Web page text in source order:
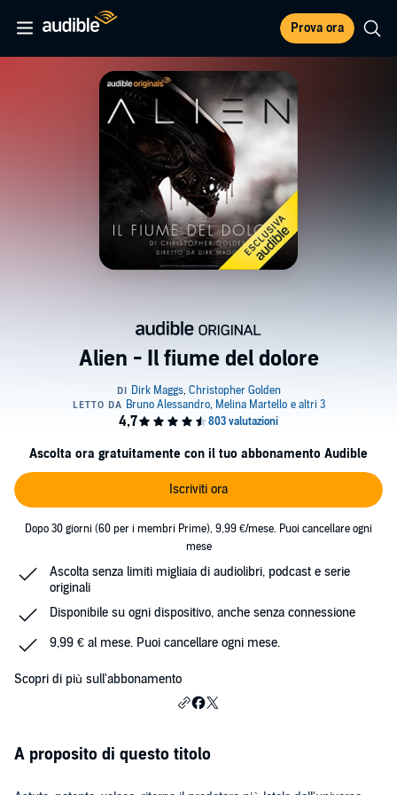
Prova ora
Alien - Il fiume del dolore
Ascolta ora gratuitamente con il tuo abbonamento Audible
Iscriviti ora
Dopo 30 giorni (60 per i membri Prime), 9,99 €/mese. Puoi cancellare ogni
mese
Ascolta senza limiti migliaia di audiolibri, podcast e serie
originali
Disponibile su ogni dispositivo, anche senza connessione
9,99 € al mese. Puoi cancellare ogni mese.
Scopri di più sull'abbonamento
A proposito di questo titolo